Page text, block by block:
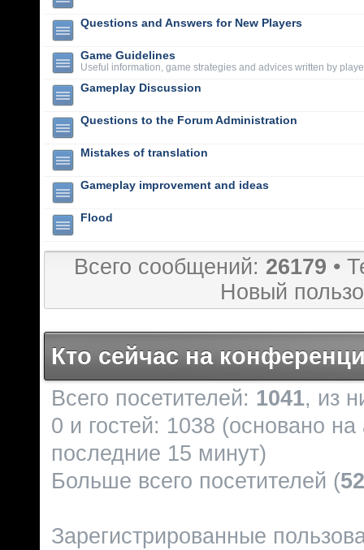
Questions and Answers for New Players
Game Guidelines
Useful information, game strategies and advices written by
Gameplay Discussion
Questions to the Forum Administration
Mistakes of translation
Gameplay improvement and ideas
Flood
Всего сообщений: 26179 •
Новый
Кто сейчас на
Всего посетителей: 1041, из
0 и гостей: 1038 (основано на
последние 15 минут)
Больше всего посетителей (
Зарегистрированные